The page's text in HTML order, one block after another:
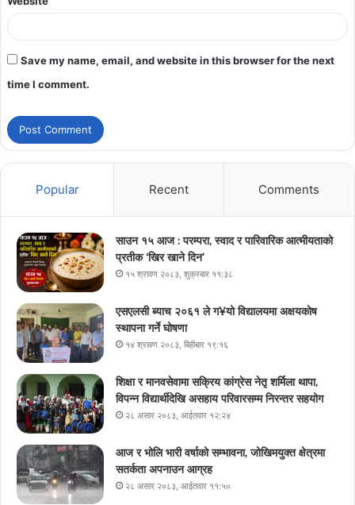
Save my name, email, and website in this browser for the next
time I comment.
Popular Recent Comments
साउन १५ आज : परम्परा, स्वाद र पारिवारिक आत्मीयताको
प्रतीक ‘खिर खाने दिन’
१५ श्रावण २०८३, शुक्रबार ११:३८
एसएलसी ब्याच २०६१ ले ग¥यो विद्यालयमा अक्षयकोष
स्थापना गर्ने घोषणा
१४ श्रावण २०८३, बिहीबार १९:१६
शिक्षा र मानवसेवामा सक्रिय कांग्रेस नेतृ शर्मिला थापा,
विपन्न विद्यार्थीदेखि असहाय परिवारसम्म निरन्तर सहयोग
२८ असार २०८३, आईतवार १२:२४
आज र भोलि भारी वर्षाको सम्भावना, जोखिमयुक्त क्षेत्रमा
सतर्कता अपनाउन आग्रह
२८ असार २०८३, आईतवार ११:५०